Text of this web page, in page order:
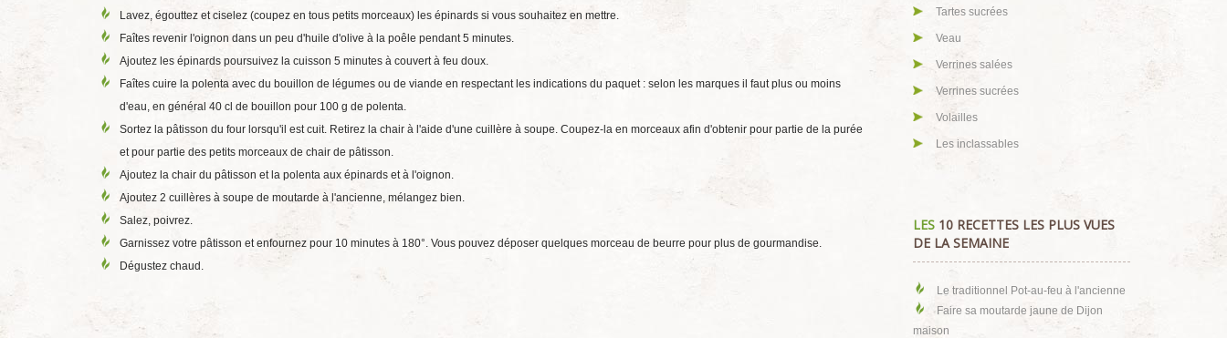
Lavez, égouttez et ciselez (coupez en tous petits morceaux) les épinards si vous souhaitez en mettre.
Faîtes revenir l'oignon dans un peu d'huile d'olive à la poêle pendant 5 minutes.
Ajoutez les épinards poursuivez la cuisson 5 minutes à couvert à feu doux.
Faîtes cuire la polenta avec du bouillon de légumes ou de viande en respectant les indications du paquet : selon les marques il faut plus ou moins
d'eau, en général 40 cl de bouillon pour 100 g de polenta.
Sortez la pâtisson du four lorsqu'il est cuit. Retirez la chair à l'aide d'une cuillère à soupe. Coupez-la en morceaux afin d'obtenir pour partie de la purée
et pour partie des petits morceaux de chair de pâtisson.
Ajoutez la chair du pâtisson et la polenta aux épinards et à l'oignon.
Ajoutez 2 cuillères à soupe de moutarde à l'ancienne, mélangez bien.
Salez, poivrez.
Garnissez votre pâtisson et enfournez pour 10 minutes à 180°. Vous pouvez déposer quelques morceau de beurre pour plus de gourmandise.
Dégustez chaud.
Tartes sucrées
Veau
Verrines salées
Verrines sucrées
Volailles
Les inclassables
LES 10 RECETTES LES PLUS VUES
DE LA SEMAINE
Le traditionnel Pot-au-feu à l'ancienne
Faire sa moutarde jaune de Dijon
maison